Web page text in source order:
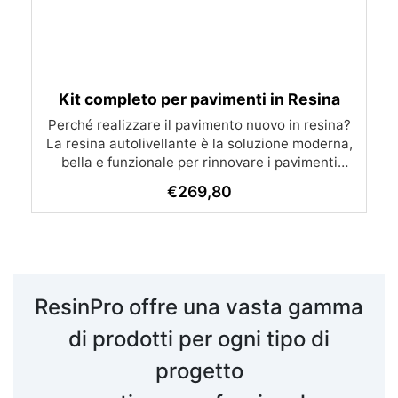
Kit completo per pavimenti in Resina
Perché realizzare il pavimento nuovo in resina?
La resina autolivellante è la soluzione moderna,
bella e funzionale per rinnovare i pavimenti
vecchio rivestimento: piastrelle, cemento, cotto,
gres. Il risultato? Una superficie liscia, continua,
vantaggio che piastrelle e parquet non possono
offrire. Le nuove formulazioni permettono
l'applicazione anche ai non professionisti. Non
servono attrezzature speciali, basta una spatola,
un rullo e un minimo di manualità. Realizza il tuo
€269,80
ResinPro offre una vasta gamma
di prodotti per ogni tipo di
progetto